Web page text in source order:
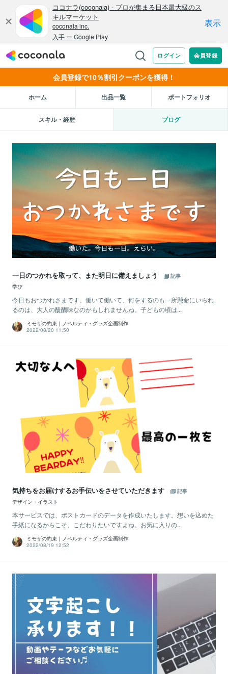
会員登録で10％割引クーポンを獲得！
ホーム 出品一覧 ポートフォリオ
スキル・経歴 ブログ
一日のつかれを取って、また明日に備えましょう
記事
学び
今日もおつかれさまです。働いて働いて、何をするのも一所懸命にいられ
るのは、大人の醍醐味なのかもしれませんね。子どもの頃は...
ミモザの約束｜ノベルティ・グッズ企画制作
2022/08/20 11:50
気持ちをお届けするお手伝いをさせていただきます
記事
デザイン・イラスト
本サービスでは、ポストカードのデータを作成いたします。想いを込めた
手紙になるからこそ、こだわりたいですよね。お気に入りの...
ミモザの約束｜ノベルティ・グッズ企画制作
2022/08/19 12:52